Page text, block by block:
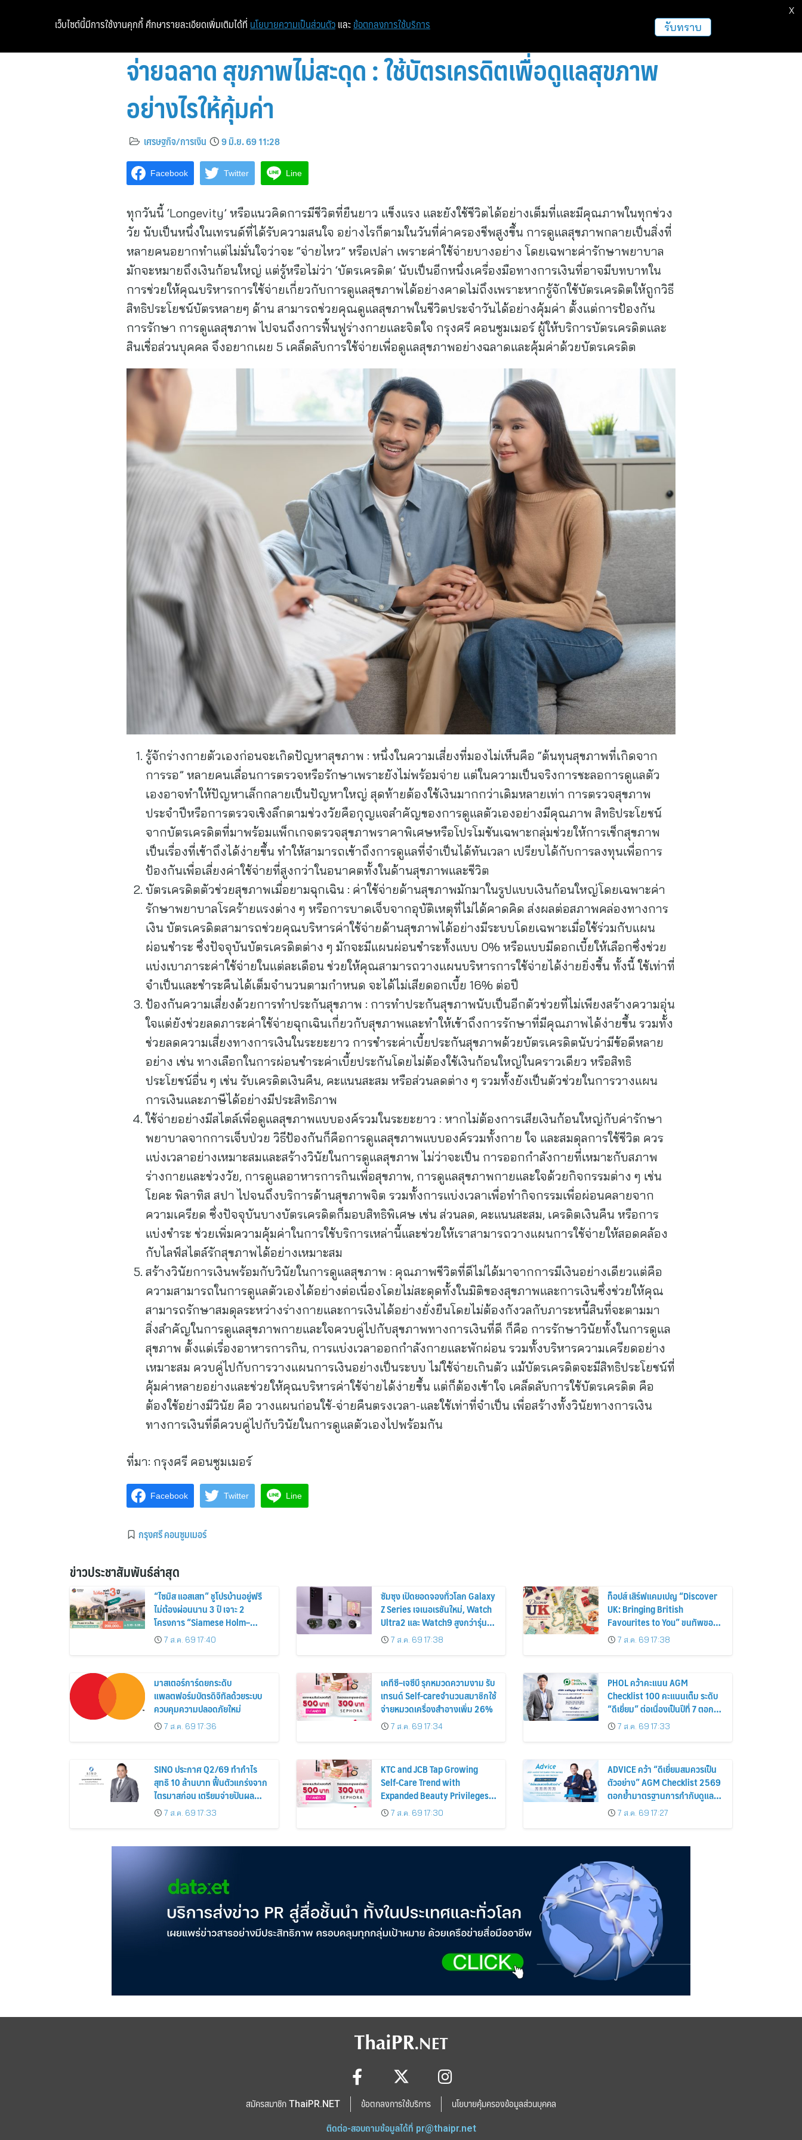
หน้าแรก ท่องเที่ยว ฝากข่าวประชาสัมพันธ์
จ่ายฉลาด สุขภาพไม่สะดุด : ใช้บัตรเครดิตเพื่อดูแลสุขภาพ
อย่างไรให้คุ้มค่า
เศรษฐกิจ/การเงิน 9 มิ.ย. 69 11:28
Facebook Twitter Line
ทุกวันนี้ ‘Longevity’ หรือแนวคิดการมีชีวิตที่ยืนยาว แข็งแรง และยังใช้ชีวิตได้อย่างเต็มที่และมีคุณภาพในทุกช่วง
วัย นับเป็นหนึ่งในเทรนด์ที่ได้รับความสนใจ อย่างไรก็ตามในวันที่ค่าครองชีพสูงขึ้น การดูแลสุขภาพกลายเป็นสิ่งที่
หลายคนอยากทำแต่ไม่มั่นใจว่าจะ “จ่ายไหว” หรือเปล่า เพราะค่าใช้จ่ายบางอย่าง โดยเฉพาะค่ารักษาพยาบาล
มักจะหมายถึงเงินก้อนใหญ่ แต่รู้หรือไม่ว่า ‘บัตรเครดิต’ นับเป็นอีกหนึ่งเครื่องมือทางการเงินที่อาจมีบทบาทใน
การช่วยให้คุณบริหารการใช้จ่ายเกี่ยวกับการดูแลสุขภาพได้อย่างคาดไม่ถึงเพราะหากรู้จักใช้บัตรเครดิตให้ถูกวิธี
สิทธิประโยชน์บัตรหลายๆ ด้าน สามารถช่วยคุณดูแลสุขภาพในชีวิตประจำวันได้อย่างคุ้มค่า ตั้งแต่การป้องกัน
การรักษา การดูแลสุขภาพ ไปจนถึงการฟื้นฟูร่างกายและจิตใจ กรุงศรี คอนซูมเมอร์ ผู้ให้บริการบัตรเครดิตและ
สินเชื่อส่วนบุคคล จึงอยากเผย 5 เคล็ดลับการใช้จ่ายเพื่อดูแลสุขภาพอย่างฉลาดและคุ้มค่าด้วยบัตรเครดิต
รู้จักร่างกายตัวเองก่อนจะเกิดปัญหาสุขภาพ : หนึ่งในความเสี่ยงที่มองไม่เห็นคือ “ต้นทุนสุขภาพที่เกิดจาก
การรอ” หลายคนเลื่อนการตรวจหรือรักษาเพราะยังไม่พร้อมจ่าย แต่ในความเป็นจริงการชะลอการดูแลตัว
เองอาจทำให้ปัญหาเล็กกลายเป็นปัญหาใหญ่ สุดท้ายต้องใช้เงินมากกว่าเดิมหลายเท่า การตรวจสุขภาพ
ประจำปีหรือการตรวจเชิงลึกตามช่วงวัยคือกุญแจสำคัญของการดูแลตัวเองอย่างมีคุณภาพ สิทธิประโยชน์
จากบัตรเครดิตที่มาพร้อมแพ็กเกจตรวจสุขภาพราคาพิเศษหรือโปรโมชันเฉพาะกลุ่มช่วยให้การเช็กสุขภาพ
เป็นเรื่องที่เข้าถึงได้ง่ายขึ้น ทำให้สามารถเข้าถึงการดูแลที่จำเป็นได้ทันเวลา เปรียบได้กับการลงทุนเพื่อการ
ป้องกันเพื่อเลี่ยงค่าใช้จ่ายที่สูงกว่าในอนาคตทั้งในด้านสุขภาพและชีวิต
บัตรเครดิตตัวช่วยสุขภาพเมื่อยามฉุกเฉิน : ค่าใช้จ่ายด้านสุขภาพมักมาในรูปแบบเงินก้อนใหญ่โดยเฉพาะค่า
รักษาพยาบาลโรคร้ายแรงต่าง ๆ หรือการบาดเจ็บจากอุบัติเหตุที่ไม่ได้คาดคิด ส่งผลต่อสภาพคล่องทางการ
เงิน บัตรเครดิตสามารถช่วยคุณบริหารค่าใช้จ่ายด้านสุขภาพได้อย่างมีระบบโดยเฉพาะเมื่อใช้ร่วมกับแผน
ผ่อนชำระ ซึ่งปัจจุบันบัตรเครดิตต่าง ๆ มักจะมีแผนผ่อนชำระทั้งแบบ 0% หรือแบบมีดอกเบี้ยให้เลือกซึ่งช่วย
แบ่งเบาภาระค่าใช้จ่ายในแต่ละเดือน ช่วยให้คุณสามารถวางแผนบริหารการใช้จ่ายได้ง่ายยิ่งขึ้น ทั้งนี้ ใช้เท่าที่
จำเป็นและชำระคืนได้เต็มจำนวนตามกำหนด จะได้ไม่เสียดอกเบี้ย 16% ต่อปี
ป้องกันความเสี่ยงด้วยการทำประกันสุขภาพ : การทำประกันสุขภาพนับเป็นอีกตัวช่วยที่ไม่เพียงสร้างความอุ่น
ใจแต่ยังช่วยลดภาระค่าใช้จ่ายฉุกเฉินเกี่ยวกับสุขภาพและทำให้เข้าถึงการรักษาที่มีคุณภาพได้ง่ายขึ้น รวมทั้ง
ช่วยลดความเสี่ยงทางการเงินในระยะยาว การชำระค่าเบี้ยประกันสุขภาพด้วยบัตรเครดิตนับว่ามีข้อดีหลาย
อย่าง เช่น ทางเลือกในการผ่อนชำระค่าเบี้ยประกันโดยไม่ต้องใช้เงินก้อนใหญ่ในคราวเดียว หรือสิทธิ
ประโยชน์อื่น ๆ เช่น รับเครดิตเงินคืน, คะแนนสะสม หรือส่วนลดต่าง ๆ รวมทั้งยังเป็นตัวช่วยในการวางแผน
การเงินและภาษีได้อย่างมีประสิทธิภาพ
ใช้จ่ายอย่างมีสไตล์เพื่อดูแลสุขภาพแบบองค์รวมในระยะยาว : หากไม่ต้องการเสียเงินก้อนใหญ่กับค่ารักษา
พยาบาลจากการเจ็บป่วย วิธีป้องกันก็คือการดูแลสุขภาพแบบองค์รวมทั้งกาย ใจ และสมดุลการใช้ชีวิต ควร
แบ่งเวลาอย่างเหมาะสมและสร้างวินัยในการดูแลสุขภาพ ไม่ว่าจะเป็น การออกกำลังกายที่เหมาะกับสภาพ
ร่างกายและช่วงวัย, การดูแลอาหารการกินเพื่อสุขภาพ, การดูแลสุขภาพกายและใจด้วยกิจกรรมต่าง ๆ เช่น
โยคะ พิลาทิส สปา ไปจนถึงบริการด้านสุขภาพจิต รวมทั้งการแบ่งเวลาเพื่อทำกิจกรรมเพื่อผ่อนคลายจาก
ความเครียด ซึ่งปัจจุบันบางบัตรเครดิตก็มอบสิทธิพิเศษ เช่น ส่วนลด, คะแนนสะสม, เครดิตเงินคืน หรือการ
แบ่งชำระ ช่วยเพิ่มความคุ้มค่าในการใช้บริการเหล่านี้และช่วยให้เราสามารถวางแผนการใช้จ่ายให้สอดคล้อง
กับไลฟ์สไตล์รักสุขภาพได้อย่างเหมาะสม
สร้างวินัยการเงินพร้อมกับวินัยในการดูแลสุขภาพ : คุณภาพชีวิตที่ดีไม่ได้มาจากการมีเงินอย่างเดียวแต่คือ
ความสามารถในการดูแลตัวเองได้อย่างต่อเนื่องโดยไม่สะดุดทั้งในมิติของสุขภาพและการเงินซึ่งช่วยให้คุณ
สามารถรักษาสมดุลระหว่างร่างกายและการเงินได้อย่างยั่งยืนโดยไม่ต้องกังวลกับภาระหนี้สินที่จะตามมา
สิ่งสำคัญในการดูแลสุขภาพกายและใจควบคู่ไปกับสุขภาพทางการเงินที่ดี ก็คือ การรักษาวินัยทั้งในการดูแล
สุขภาพ ตั้งแต่เรื่องอาหารการกิน, การแบ่งเวลาออกกำลังกายและพักผ่อน รวมทั้งบริหารความเครียดอย่าง
เหมาะสม ควบคู่ไปกับการวางแผนการเงินอย่างเป็นระบบ ไม่ใช้จ่ายเกินตัว แม้บัตรเครดิตจะมีสิทธิประโยชน์ที่
คุ้มค่าหลายอย่างและช่วยให้คุณบริหารค่าใช้จ่ายได้ง่ายขึ้น แต่ก็ต้องเข้าใจ เคล็ดลับการใช้บัตรเครดิต คือ
ต้องใช้อย่างมีวินัย คือ วางแผนก่อนใช้-จ่ายคืนตรงเวลา-และใช้เท่าที่จำเป็น เพื่อสร้างทั้งวินัยทางการเงิน
ทางการเงินที่ดีควบคู่ไปกับวินัยในการดูแลตัวเองไปพร้อมกัน
ที่มา: กรุงศรี คอนซูมเมอร์
Facebook Twitter Line
กรุงศรี คอนซูมเมอร์
ข่าวประชาสัมพันธ์ล่าสุด
“ไซมิส แอสเสท” ชูโปรบ้านอยู่ฟรี
ไม่ต้องผ่อนนาน 3 ปี เจาะ 2
โครงการ “Siamese Holm–
Siamese Blossom” พร้อม
ส่วนลดและสิทธิพิเศษถึง 31
7 ส.ค. 69 17:40
ซัมซุง เปิดยอดจองทั่วโลก Galaxy
Z Series เจเนอเรชันใหม่, Watch
Ultra2 และ Watch9 สูงกว่ารุ่น
ก่อนหน้ากว่า 30%
7 ส.ค. 69 17:38
ท็อปส์ เสิร์ฟแคมเปญ “Discover
UK: Bringing British
Favourites to You” ขนทัพของ
อร่อยและไอเท็มฮิตจากสหราช
อาณาจักร ส่งตรงถึงมือตั้งแต่วัน
7 ส.ค. 69 17:38
มาสเตอร์การ์ดยกระดับ
แพลตฟอร์มบัตรดิจิทัลด้วยระบบ
ควบคุมความปลอดภัยใหม่
7 ส.ค. 69 17:36
เคทีซี–เจซีบี รุกหมวดความงาม รับ
เทรนด์ Self-careจำนวนสมาชิกใช้
จ่ายหมวดเครื่องสำอางเพิ่ม 26%
7 ส.ค. 69 17:34
PHOL คว้าคะแนน AGM
Checklist 100 คะแนนเต็ม ระดับ
“ดีเยี่ยม” ต่อเนื่องเป็นปีที่ 7 ตอกย้ำ
การดำเนินธุรกิจตามหลักธรรมาภิ
บาล โปร่งใส สร้างความเชื่อมั่นผู้
7 ส.ค. 69 17:33
SINO ประกาศ Q2/69 ทำกำไร
สุทธิ 10 ล้านบาท ฟื้นตัวแกร่งจาก
ไตรมาสก่อน เตรียมจ่ายปันผล
ระหว่างกาล 0.014423 บาทต่อหุ้น
ครึ่งปีหลังมุ่งเติบโตต่อเนื่อง
7 ส.ค. 69 17:33
KTC and JCB Tap Growing
Self-Care Trend with
Expanded Beauty Privileges
Number of KTC JCB
Cardmembers Spending on
7 ส.ค. 69 17:30
ADVICE คว้า “ดีเยี่ยมสมควรเป็น
ตัวอย่าง” AGM Checklist 2569
ตอกย้ำมาตรฐานการกำกับดูแล
กิจการที่ดี
7 ส.ค. 69 17:27
สมัครสมาชิก ThaiPR.NET ข้อตกลงการใช้บริการ นโยบายคุ้มครองข้อมูลส่วนบุคคล
ติดต่อ-สอบถามข้อมูลได้ที่ pr@thaipr.net
เว็บไซต์นี้มีการใช้งานคุกกี้ ศึกษารายละเอียดเพิ่มเติมได้ที่ นโยบายความเป็นส่วนตัว และ ข้อตกลงการใช้บริการ รับทราบ
X